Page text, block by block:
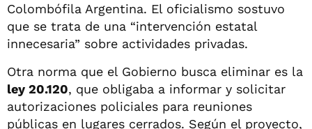
Colombófila Argentina. El oficialismo sostuvo
que se trata de una “intervención estatal
innecesaria” sobre actividades privadas.
Otra norma que el Gobierno busca eliminar es la
ley 20.120, que obligaba a informar y solicitar
autorizaciones policiales para reuniones
públicas en lugares cerrados. Según el proyecto,